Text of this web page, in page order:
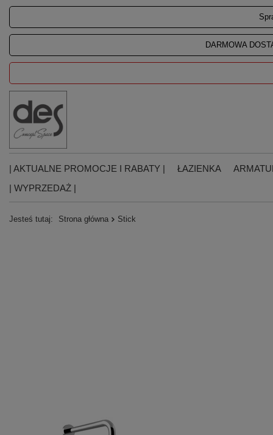
DARMOWA
| AKTUALNE PROMOCJE I RABATY | ŁAZIENKA
| WYPRZEDAŻ |
Jesteś tutaj: Strona główna Stick